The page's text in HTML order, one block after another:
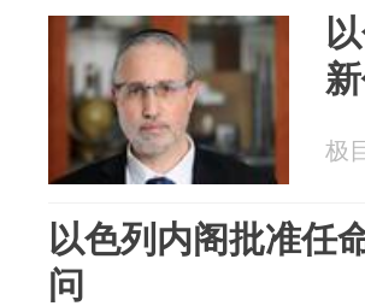
极
以色列内阁批准任
问